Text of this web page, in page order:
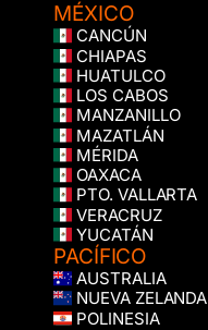
MÉXICO
CANCÚN
CHIAPAS
HUATULCO
LOS CABOS
MANZANILLO
MAZATLÁN
MÉRIDA
OAXACA
PTO. VALLARTA
VERACRUZ
YUCATÁN
PACÍFICO
AUSTRALIA
NUEVA ZELANDA
POLINESIA